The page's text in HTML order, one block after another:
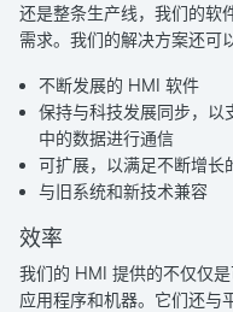
还是整条生产线，我们的软
需求。我们的解决方案还可
不断发展的 HMI 软件
保持与科技发展同步，以
中的数据进行通信
可扩展，以满足不断增长
与旧系统和新技术兼容
效率
我们的 HMI 提供的不仅仅
应用程序和机器。它们还与